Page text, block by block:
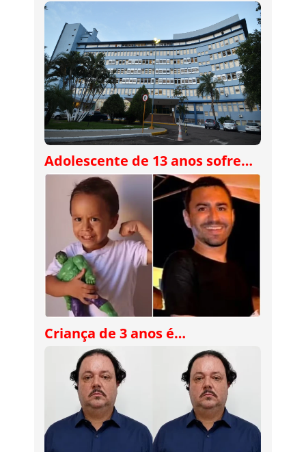
Adolescente de 13 anos sofre…
Criança de 3 anos é…